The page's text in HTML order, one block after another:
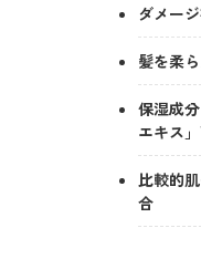
ダメー
髪を柔
保湿成
エキス
比較的
合